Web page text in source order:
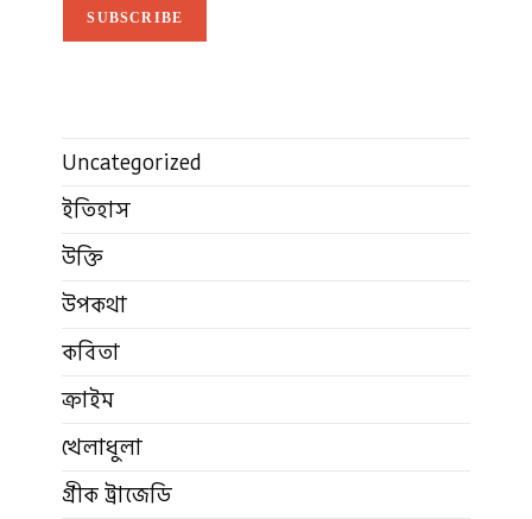
SUBSCRIBE
Uncategorized
ইতিহাস
উক্তি
উপকথা
কবিতা
ক্রাইম
খেলাধুলা
গ্রীক ট্রাজেডি